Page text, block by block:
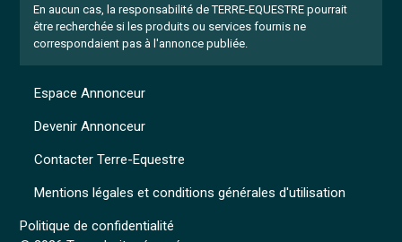
En aucun cas, la responsabilité de TERRE-EQUESTRE pourrait
être recherchée si les produits ou services fournis ne
correspondaient pas à l'annonce publiée.
Mentions légales et conditions générales d'utilisation
Politique de confidentialité
Espace Annonceur
Devenir Annonceur
Contacter Terre-Equestre